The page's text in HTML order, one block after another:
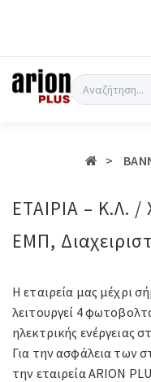
Σύνδεση
Αναζήτηση
ΕΤΑΙΡΙΑ – Κ.Λ. /
ΕΜΠ,
Η εταιρεία μας μέχρι
λειτουργεί 4
ηλεκτρικής ενέργειας
Για την ασφάλεια των
την εταιρεία ARION